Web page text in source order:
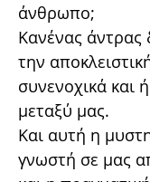
άνθρωπο;
Κανένας άντρας
την
συνενοχικά και
μεταξύ μας.
Και αυτή η
γνωστή σε μας